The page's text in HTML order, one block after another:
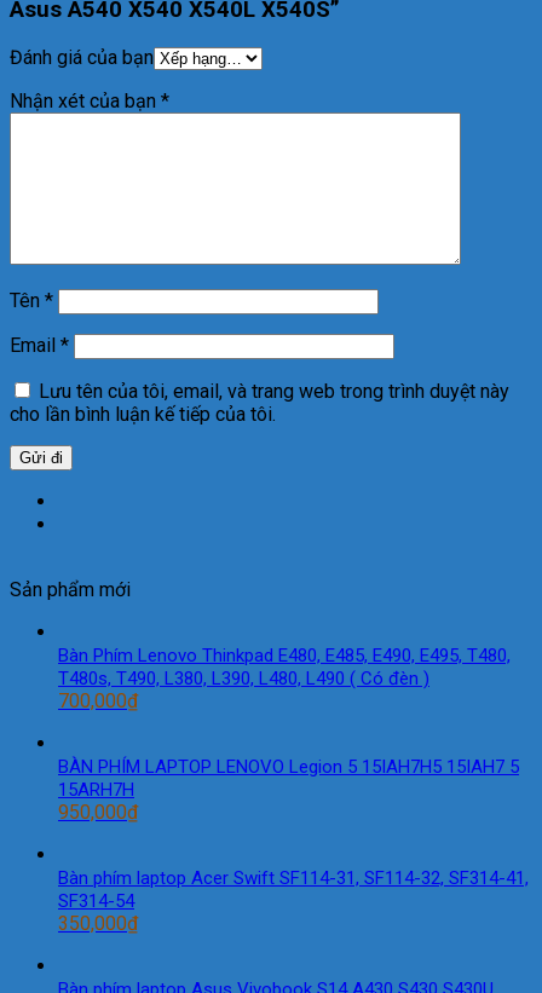
Asus A540 X540 X540L X540S”
Đánh giá của bạn
Nhận xét của bạn *
Tên *
Email *
Lưu tên của tôi, email, và trang web trong trình duyệt này
cho lần bình luận kế tiếp của tôi.
Sản phẩm mới
Bàn Phím Lenovo Thinkpad E480, E485, E490, E495, T480,
T480s, T490, L380, L390, L480, L490 ( Có đèn )
700,000₫
BÀN PHÍM LAPTOP LENOVO Legion 5 15IAH7H5 15IAH7 5
15ARH7H
950,000₫
Bàn phím laptop Acer Swift SF114-31, SF114-32, SF314-41,
SF314-54
350,000₫